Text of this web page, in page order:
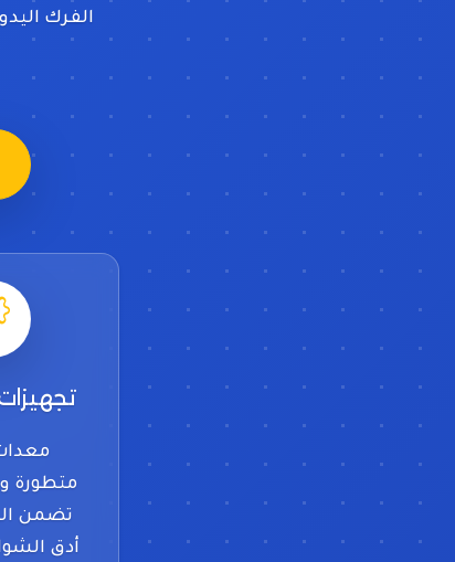
متطورة
تضمن
أدق
في